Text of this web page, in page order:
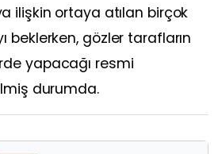
ilişkin ortaya atılan birçok
beklerken, gözler tarafların
yapacağı resmi
durumda.